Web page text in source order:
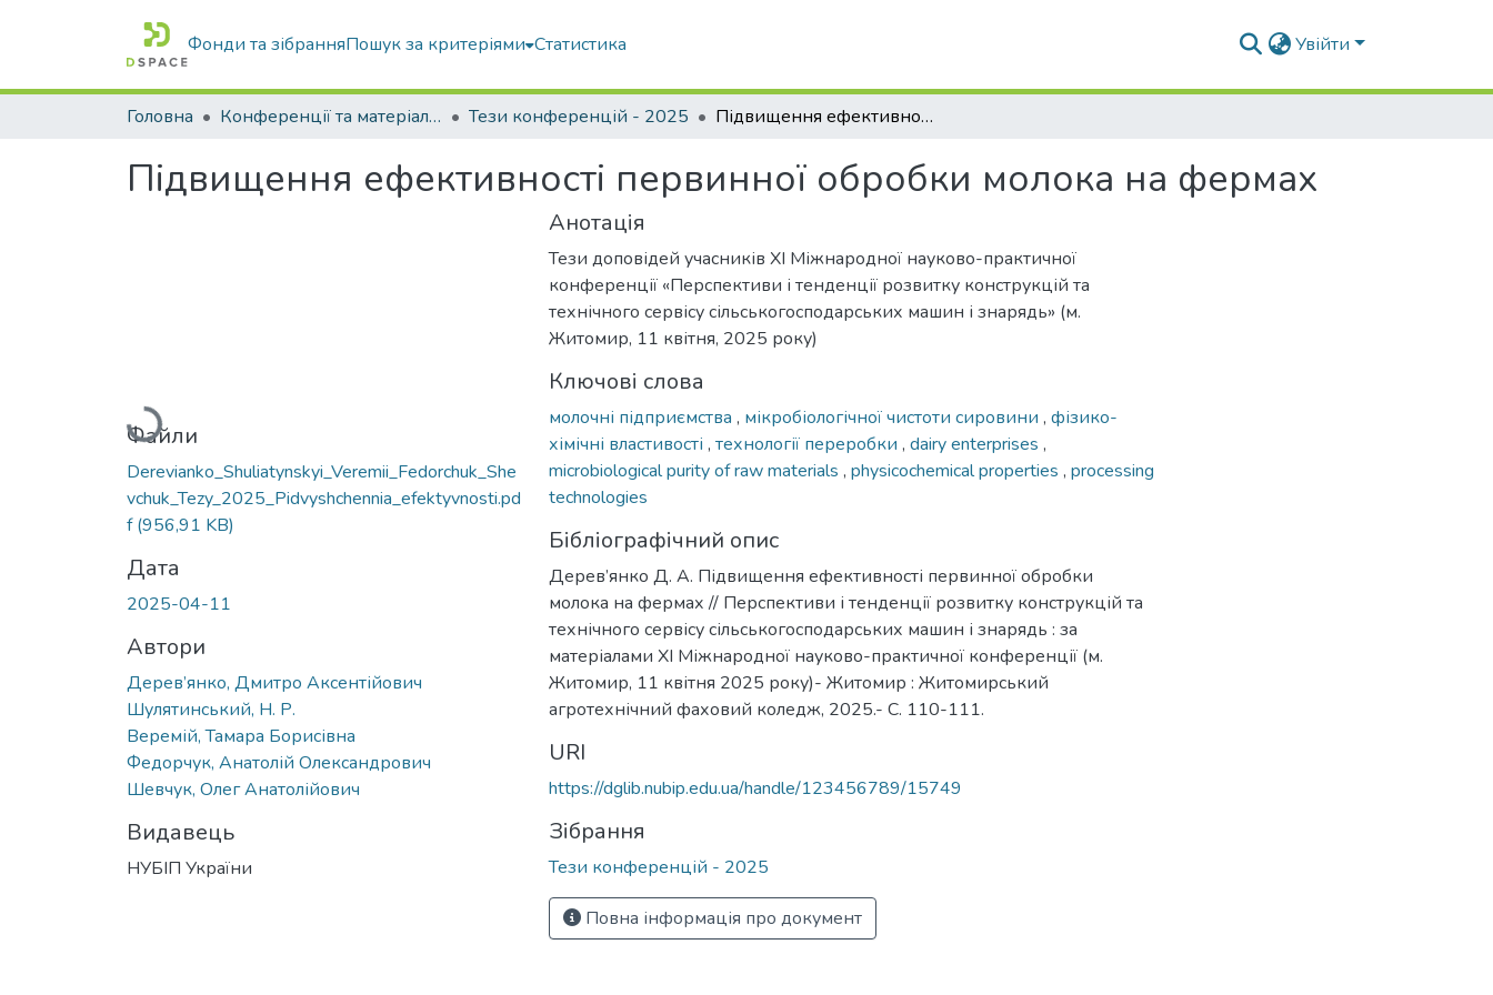
Фонди та зібранняПошук за критеріями Статистика Увійти
Головна Конференції та матеріали конференцій Тези конференцій - 2025 Підвищення ефективності первинної обробки молока на фермах
Підвищення ефективності первинної обробки молока на фермах
Вантажиться...
Файли
Derevianko_Shuliatynskyi_Veremii_Fedorchuk_She
vchuk_Tezy_2025_Pidvyshchennia_efektyvnosti.pd
f(956,91 KB)
Дата
2025-04-11
Автори
Дерев’янко, Дмитро Аксентійович
Шулятинський, Н. Р.
Веремій, Тамара Борисівна
Федорчук, Анатолій Олександрович
Шевчук, Олег Анатолійович
Видавець
НУБІП України
Анотація
Тези доповідей учасників XI Міжнародної науково-практичної
конференції «Перспективи і тенденції розвитку конструкцій та
технічного сервісу сільськогосподарських машин і знарядь» (м.
Житомир, 11 квітня, 2025 року)
Ключові слова
молочні підприємства , мікробіологічної чистоти сировини , фізико-
хімічні властивості , технології переробки , dairy enterprises ,
microbiological purity of raw materials , physicochemical properties , processing
technologies
Бібліографічний опис
Дерев’янко Д. А. Підвищення ефективності первинної обробки
молока на фермах // Перспективи і тенденції розвитку конструкцій та
технічного сервісу сільськогосподарських машин і знарядь : за
матеріалами XI Міжнародної науково-практичної конференції (м.
Житомир, 11 квітня 2025 року)- Житомир : Житомирський
агротехнічний фаховий коледж, 2025.- С. 110-111.
URI
https://dglib.nubip.edu.ua/handle/123456789/15749
Зібрання
Тези конференцій - 2025
Повна інформація про документ